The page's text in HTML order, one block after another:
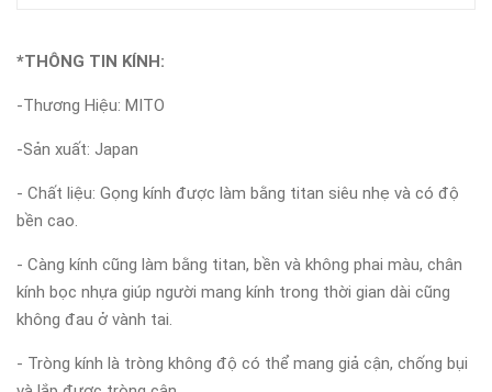
*THÔNG TIN KÍNH:
-Thương Hiệu: MITO
-Sản xuất: Japan
- Chất liệu: Gọng kính được làm bằng titan siêu nhẹ và có độ
bền cao.
- Càng kính cũng làm bằng titan, bền và không phai màu, chân
kính bọc nhựa giúp người mang kính trong thời gian dài cũng
không đau ở vành tai.
- Tròng kính là tròng không độ có thể mang giả cận, chống bụi